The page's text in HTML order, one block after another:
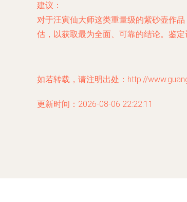
建议 ：
对于汪寅仙大师这类重量级的紫砂壶作品
估，以获取最为全面、可靠的结论。鉴
如若转载，请注明出处：http://
更新时间：2026-08-06 22:22:11